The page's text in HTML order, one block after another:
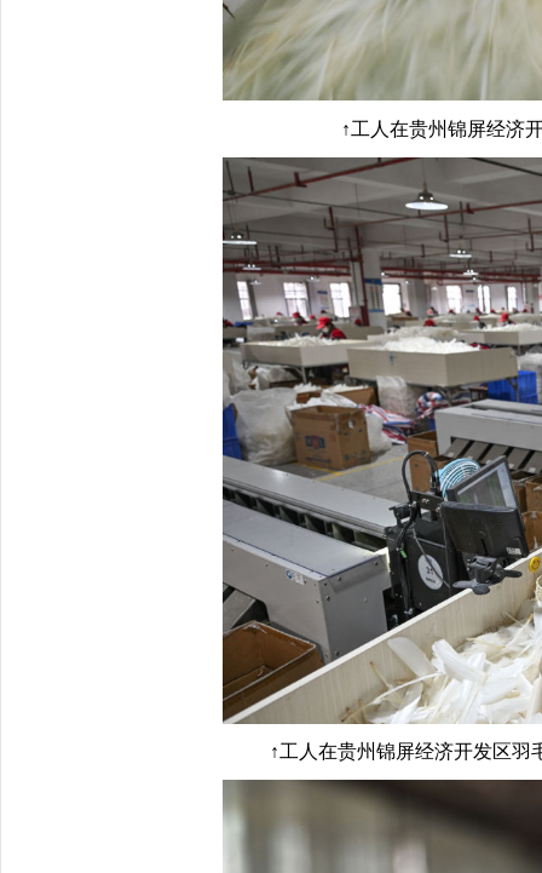
↑工人在贵州锦屏经济开
↑工人在贵州锦屏经济开发区羽